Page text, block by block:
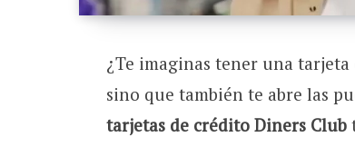
¿Te imaginas tener una
sino que también te abre las
tarjetas de crédito Diners Club